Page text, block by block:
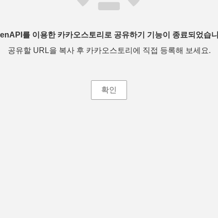
를 이용한 카카오스토리로 공유하기 기능이 종료되었습
공유할 URL을 복사 후 카카오스토리에 직접 등록해 보세요.
확인